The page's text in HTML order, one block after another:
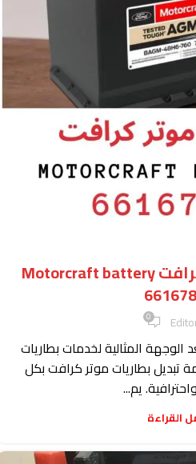
محل بطاريات موتر كرافت Motorcraft battery
0
الوجهة المثالية لخدمات بطاريات
تبديل بطاريات موتر كرافت بكل
يم...
القراءة